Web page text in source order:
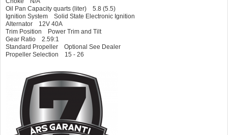
Oil Pan Capacity quarts (liter) 5.8 (5.5)
Ignition System Solid State Electronic Ignition
Alternator 12V 40A
Trim Position Power Trim and Tilt
Gear Ratio 2.59:1
Standard Propeller Optional See Dealer
Propeller Selection 15 - 26